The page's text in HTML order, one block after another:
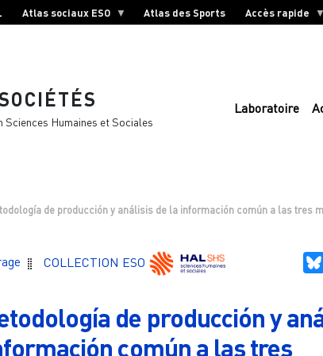
Atlas sociaux ESO Atlas des Sports Accès rapide
Humaines et Sociales
Laboratoire
de producción y análisis de la información común a las tres
COLLECTION ESO
de producción y
común a las tres